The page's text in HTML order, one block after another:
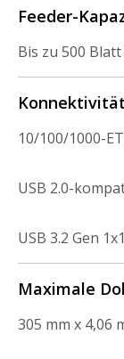
Feeder-
Bis zu 500
Konnektivität
10/100/1000-
USB 2.0-
USB 3.2 Gen 1x1
Maximale
305 mm x 4,06